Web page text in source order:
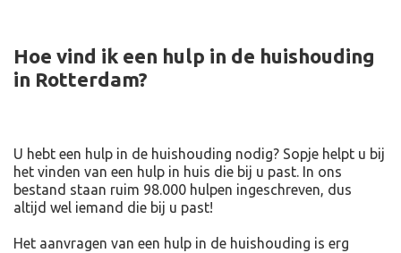
Hoe vind ik een hulp in de huishouding
in Rotterdam?
U hebt een hulp in de huishouding nodig? Sopje helpt u bij
het vinden van een hulp in huis die bij u past. In ons
bestand staan ruim 98.000 hulpen ingeschreven, dus
altijd wel iemand die bij u past!
Het aanvragen van een hulp in de huishouding is erg